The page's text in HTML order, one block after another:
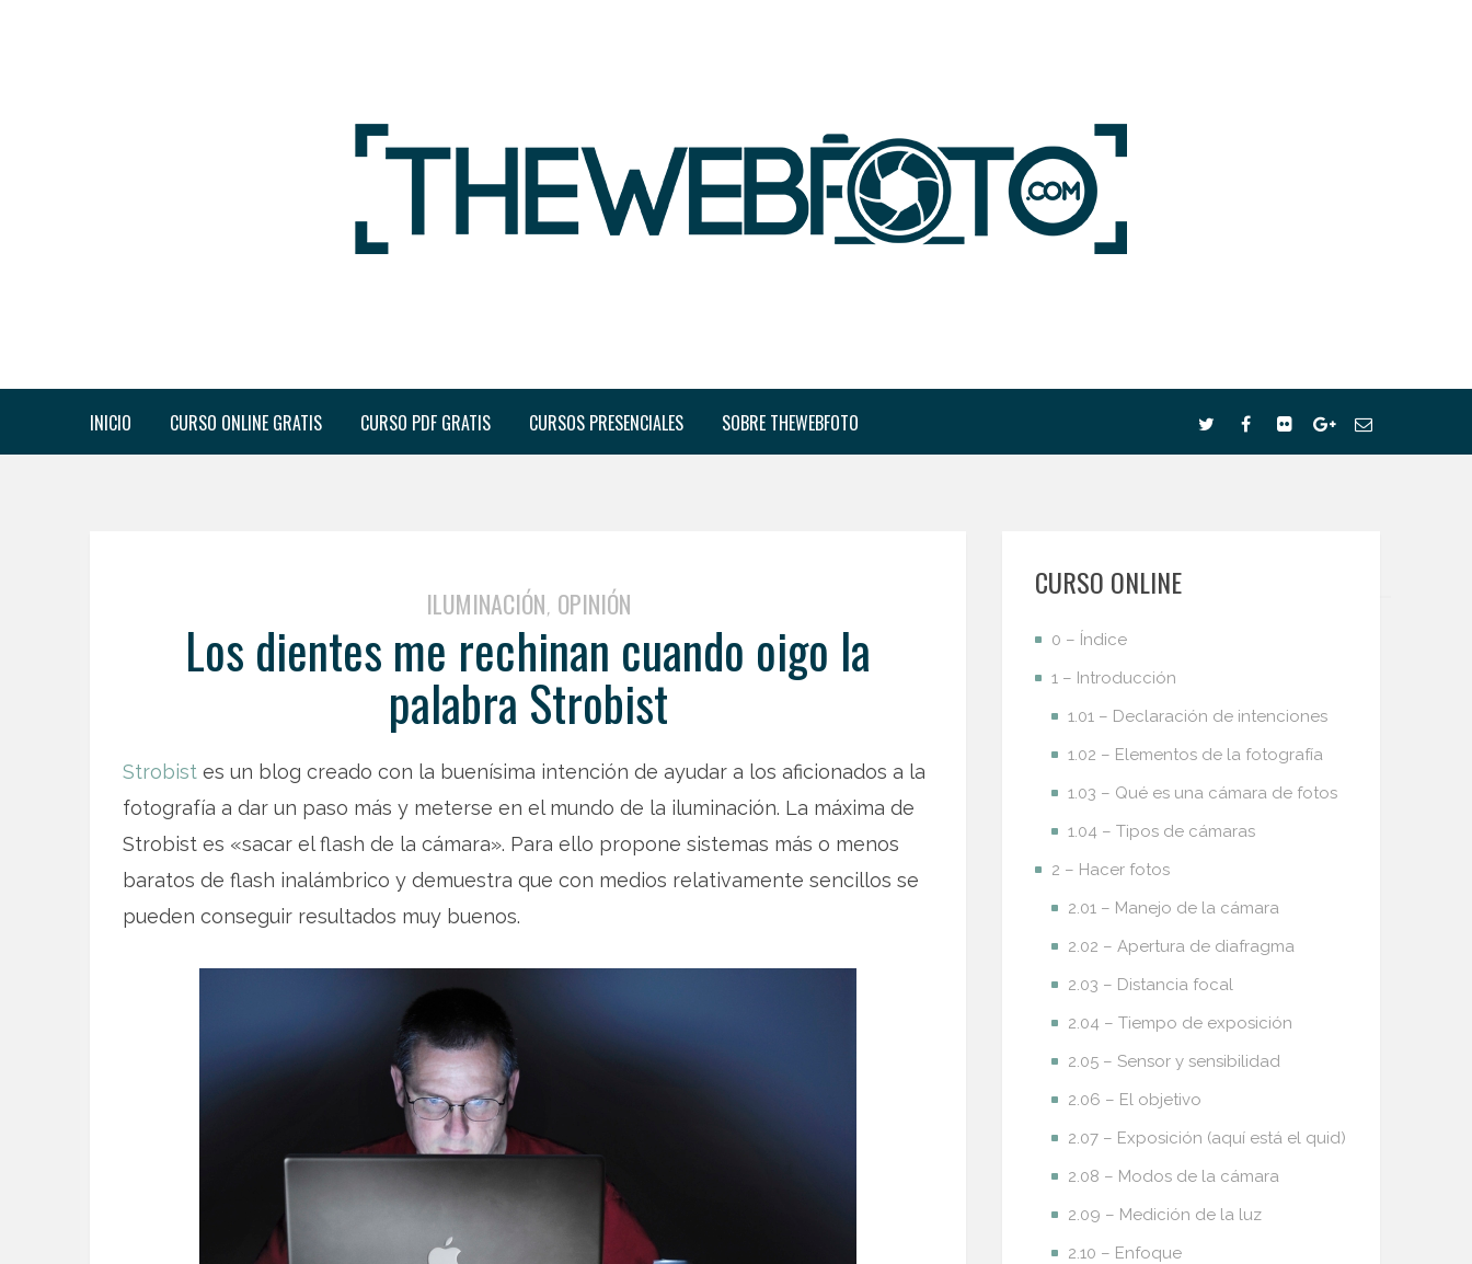
INICIO CURSO ONLINE GRATIS CURSO PDF GRATIS CURSOS PRESENCIALES SOBRE THEWEBFOTO
ILUMINACIÓN, OPINIÓN
Los dientes me rechinan cuando oigo la
palabra Strobist
Strobist es un blog creado con la buenísima intención de ayudar a los aficionados a la
fotografía a dar un paso más y meterse en el mundo de la iluminación. La máxima de
Strobist es «sacar el flash de la cámara». Para ello propone sistemas más o menos
baratos de flash inalámbrico y demuestra que con medios relativamente sencillos se
pueden conseguir resultados muy buenos.
CURSO ONLINE
0 – Índice
1 – Introducción
1.01 – Declaración de intenciones
1.02 – Elementos de la fotografía
1.03 – Qué es una cámara de fotos
1.04 – Tipos de cámaras
2 – Hacer fotos
2.01 – Manejo de la cámara
2.02 – Apertura de diafragma
2.03 – Distancia focal
2.04 – Tiempo de exposición
2.05 – Sensor y sensibilidad
2.06 – El objetivo
2.07 – Exposición (aquí está el quid)
2.08 – Modos de la cámara
2.09 – Medición de la luz
2.10 – Enfoque